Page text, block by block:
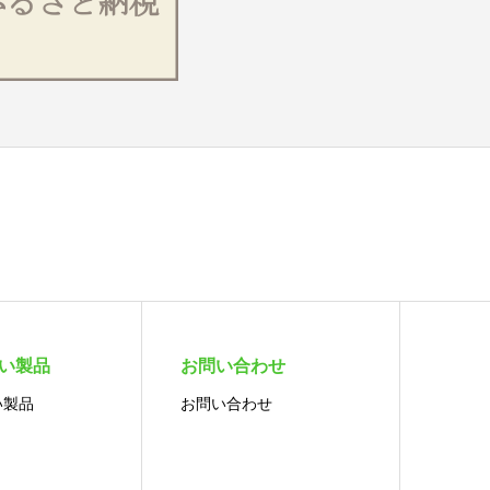
製品
品
お問い合わせ
お問い合わせ